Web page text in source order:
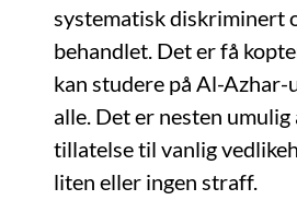
systematisk diskriminert
behandlet. Det er få
kan studere på Al-
alle. Det er nesten umulig
tillatelse til vanlig
liten eller ingen straff.